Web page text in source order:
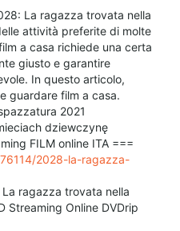
La ragazza trovata nella
attività preferite di molte
a casa richiede una certa
giusto e garantire
In questo articolo,
guardare film a casa.
2021
dziewczynę
FILM online ITA ===
2028-la-ragazza-
La ragazza trovata nella
Streaming Online DVDrip